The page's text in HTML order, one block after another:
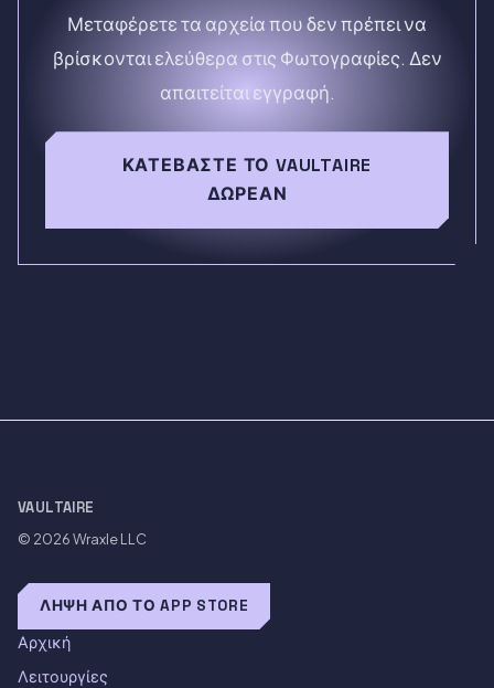
Μεταφέρετε τα αρχεία που δεν πρέπει να
βρίσκονται ελεύθερα στις Φωτογραφίες. Δεν
απαιτείται εγγραφή.
ΚΑΤΕΒΆΣΤΕ ΤΟ VAULTAIRE
ΔΩΡΕΆΝ
VAULTAIRE
© 2026Wraxle LLC
ΛΉΨΗ ΑΠΌ ΤΟ APP STORE
Αρχική
Λειτουργίες